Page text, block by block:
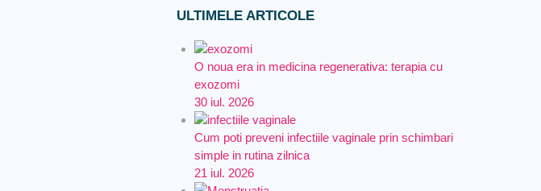
ULTIMELE ARTICOLE
O noua era in medicina regenerativa: terapia cu
exozomi
30 iul. 2026
Cum poti preveni infectiile vaginale prin schimbari
simple in rutina zilnica
21 iul. 2026